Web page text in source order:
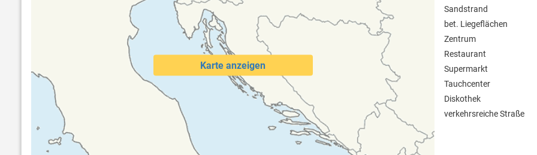
Karte anzeigen
Sandstrand
bet. Liegeflächen
Zentrum
Restaurant
Supermarkt
Tauchcenter
Diskothek
verkehrsreiche Straße